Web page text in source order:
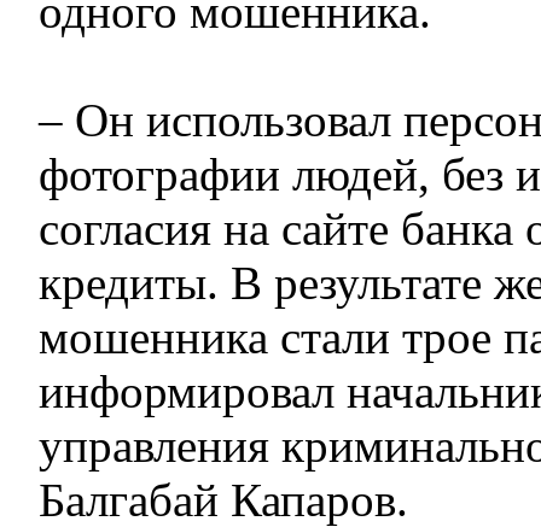
одного мошенника.
– Он использовал
фотографии людей, без
согласия на сайте
кредиты. В результате
мошенника стали трое
информировал
управления
Балгабай Капаров.